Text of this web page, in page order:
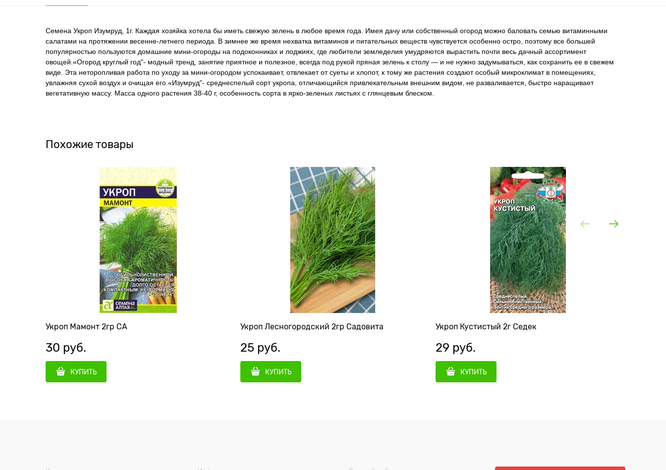
Семена Укроп Изумруд, 1г. Каждая хозяйка хотела бы иметь свежую зелень в любое время года. Имея дачу или собственный огород можно баловать семью витаминными
салатами на протяжении весенне-летнего периода. В зимнее же время нехватка витаминов и питательных веществ чувствуется особенно остро, поэтому все большей
популярностью пользуются домашние мини-огороды на подоконниках и лоджиях, где любители земледелия умудряются вырастить почти весь дачный ассортимент
овощей.«Огород круглый год"- модный тренд, занятие приятное и полезное, всегда под рукой пряная зелень к столу — и не нужно задумываться, как сохранить ее в свежем
виде. Эта неторопливая работа по уходу за мини-огородом успокаивает, отвлекает от суеты и хлопот, к тому же растения создают особый микроклимат в помещениях,
увлажняя сухой воздух и очищая его.«Изумруд"- среднеспелый сорт укропа, отличающийся привлекательным внешним видом, не разваливается, быстро наращивает
вегетативную массу. Масса одного растения 38-40 г, особенность сорта в ярко-зеленых листьях с глянцевым блеском.
Похожие товары
Укроп Мамонт 2гр СА
30 руб.
КУПИТЬ
Укроп Лесногородский 2гр Садовита
25 руб.
КУПИТЬ
Укроп Кустистый 2г Седек
29 руб.
КУПИТЬ